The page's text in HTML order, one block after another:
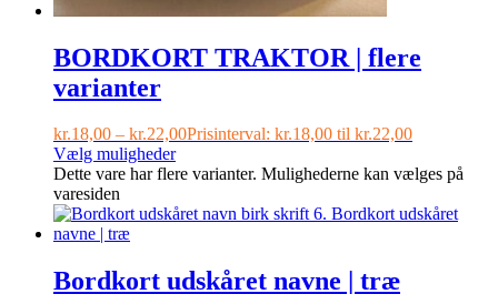
BORDKORT TRAKTOR | flere
varianter
kr.18,00 – kr.22,00Prisinterval: kr.18,00 til kr.22,00
Vælg muligheder
Dette vare har flere varianter. Mulighederne kan vælges på
varesiden
Bordkort udskåret navne | træ